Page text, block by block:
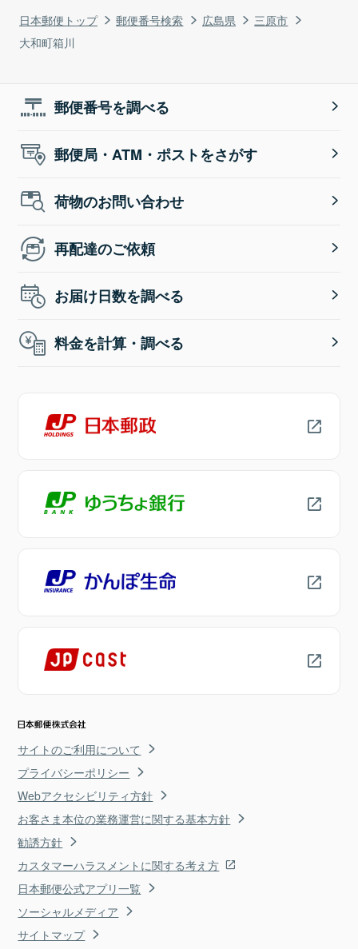
日本郵便トップ 郵便番号検索 広島県
三原市
大和町箱川
郵便番号を調べる
郵便局・ATM・ポストをさがす
荷物のお問い合わせ
再配達のご依頼
お届け日数を調べる
料金を計算・調べる
サイトのご利用について
プライバシーポリシー
Webアクセシビリティ方針
お客さま本位の業務運営に関する基本方針
勧誘方針
カスタマーハラスメントに関する考え方
日本郵便公式アプリ一覧
ソーシャルメディア
サイトマップ